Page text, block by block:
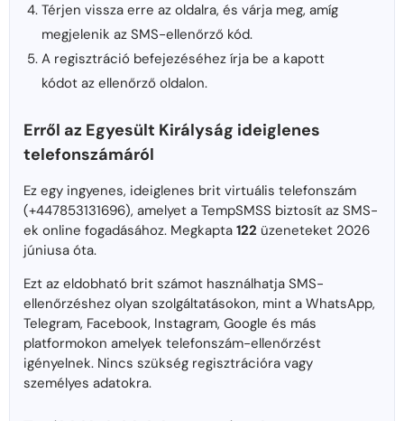
Térjen vissza erre az oldalra, és várja meg, amíg
megjelenik az SMS-ellenőrző kód.
A regisztráció befejezéséhez írja be a kapott
kódot az ellenőrző oldalon.
Erről az Egyesült Királyság ideiglenes
telefonszámáról
Ez egy ingyenes, ideiglenes brit virtuális telefonszám
(+447853131696), amelyet a TempSMSS biztosít az SMS-
ek online fogadásához. Megkapta 122 üzeneteket 2026
júniusa óta.
Ezt az eldobható brit számot használhatja SMS-
ellenőrzéshez olyan szolgáltatásokon, mint a WhatsApp,
Telegram, Facebook, Instagram, Google és más
platformokon amelyek telefonszám-ellenőrzést
igényelnek. Nincs szükség regisztrációra vagy
személyes adatokra.